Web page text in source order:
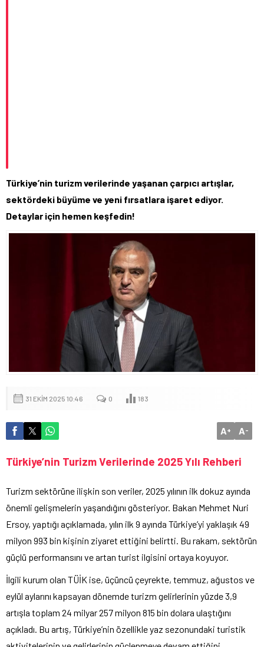
Türkiye’nin turizm verilerinde yaşanan çarpıcı artışlar,
sektördeki büyüme ve yeni fırsatlara işaret ediyor.
Detaylar için hemen keşfedin!
31 EKIM 2025 10:46 0 183
A+ A-
Türkiye’nin Turizm Verilerinde 2025 Yılı Rehberi
Turizm sektörüne ilişkin son veriler, 2025 yılının ilk dokuz ayında
önemli gelişmelerin yaşandığını gösteriyor. Bakan Mehmet Nuri
Ersoy, yaptığı açıklamada, yılın ilk 9 ayında Türkiye’yi yaklaşık 49
milyon 993 bin kişinin ziyaret ettiğini belirtti. Bu rakam, sektörün
güçlü performansını ve artan turist ilgisini ortaya koyuyor.
İlgili kurum olan TÜİK ise, üçüncü çeyrekte, temmuz, ağustos ve
eylül aylarını kapsayan dönemde turizm gelirlerinin yüzde 3,9
artışla toplam 24 milyar 257 milyon 815 bin dolara ulaştığını
açıkladı. Bu artış, Türkiye’nin özellikle yaz sezonundaki turistik